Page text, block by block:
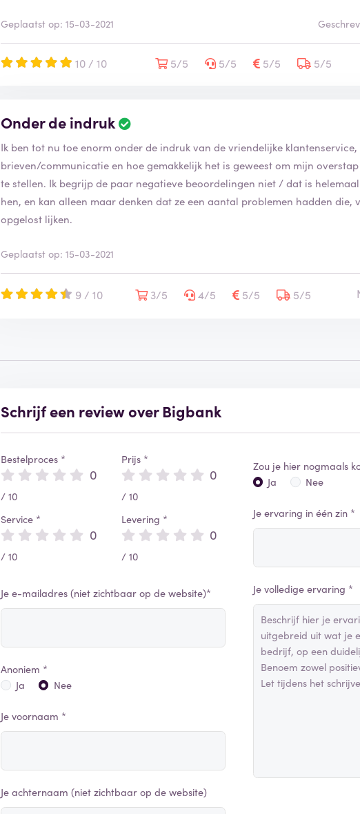
Geplaatst op: 15-03-2021
10 / 10 5/5 5/5 5/5 5/5
Onder de indruk
Ik ben tot nu toe enorm onder de indruk van de vriendelijke
brieven/communicatie en hoe gemakkelijk het is geweest om mijn
te stellen. Ik begrijp de paar negatieve beoordelingen niet / dat is
hen, en kan alleen maar denken dat ze een aantal problemen hadden die,
opgelost lijken.
Geplaatst op: 15-03-2021
9 / 10 3/5 4/5 5/5 5/5
Schrijf een review over Bigbank
Bestelproces *
0
/ 10
Service *
0
/ 10
Prijs *
0
/ 10
Levering *
0
/ 10
Je e-mailadres (niet zichtbaar op de website)*
Anoniem *
Ja
Nee
Je voornaam *
Je achternaam (niet zichtbaar op de website)
Zou je hier nogmaals
Ja
Nee
Je ervaring in één zin *
Je volledige ervaring *